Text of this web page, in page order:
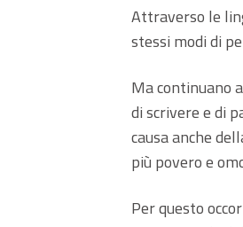
Attraverso le
stessi modi di
Ma continuano
di scrivere e di
causa anche
più povero e
Per questo